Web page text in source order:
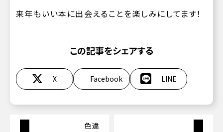
来年もいい本に出会えることを楽しみにしてます！
この記事をシェアする
X Facebook LINE
色違